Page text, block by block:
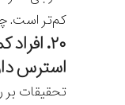
کم‌تر است.
۲۰.
استرس
تحقیقات بر